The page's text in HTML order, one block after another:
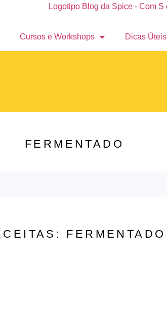
Cursos e Workshops Dicas Úteis
FERMENTADO
FERMENTADO